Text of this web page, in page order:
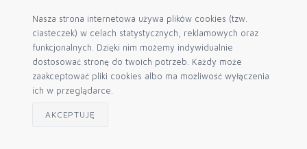
Nasza strona internetowa używa plików cookies (tzw.
ciasteczek) w celach statystycznych, reklamowych oraz
funkcjonalnych. Dzięki nim możemy indywidualnie
dostosować stronę do twoich potrzeb. Każdy może
zaakceptować pliki cookies albo ma możliwość wyłączenia
ich w przeglądarce.
AKCEPTUJĘ
Koszyk kobiałka
6,90 złbrutto
5,61 zł netto